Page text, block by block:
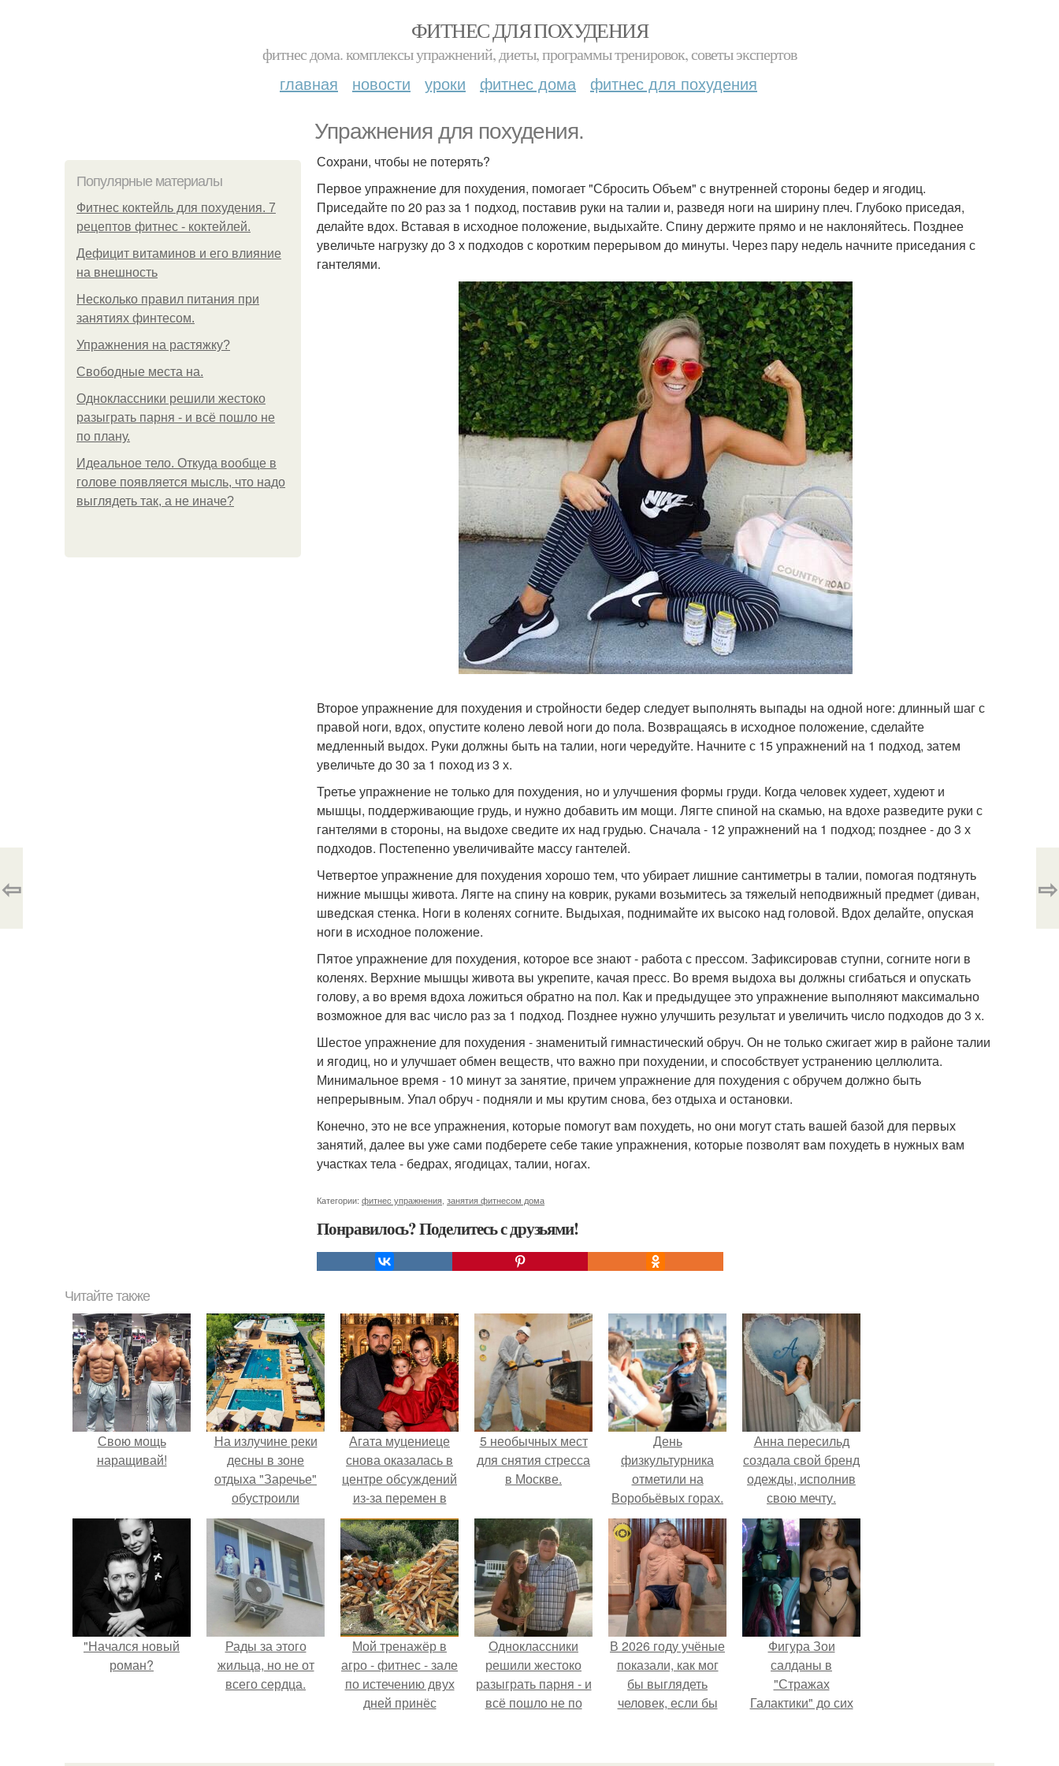
ФИТНЕС ДЛЯ ПОХУДЕНИЯ
фитнес дома. комплексы упражнений, диеты, программы тренировок, советы экспертов
главная новости уроки фитнес дома фитнес для похудения
Упражнения для похудения.
Популярные материалы
Фитнес коктейль для похудения. 7
рецептов фитнес - коктейлей.
Дефицит витаминов и его влияние
на внешность
Несколько правил питания при
занятиях финтесом.
Упражнения на растяжку?
Свободные места на.
Одноклассники решили жестоко
разыграть парня - и всё пошло не
по плану.
Идеальное тело. Откуда вообще в
голове появляется мысль, что надо
выглядеть так, а не иначе?
Сохрани, чтобы не потерять?
Первое упражнение для похудения, помогает "Сбросить Объем" с внутренней стороны бедер и ягодиц.
Приседайте по 20 раз за 1 подход, поставив руки на талии и, разведя ноги на ширину плеч. Глубоко приседая,
делайте вдох. Вставая в исходное положение, выдыхайте. Спину держите прямо и не наклоняйтесь. Позднее
увеличьте нагрузку до 3 х подходов с коротким перерывом до минуты. Через пару недель начните приседания с
гантелями.
Второе упражнение для похудения и стройности бедер следует выполнять выпады на одной ноге: длинный шаг с
правой ноги, вдох, опустите колено левой ноги до пола. Возвращаясь в исходное положение, сделайте
медленный выдох. Руки должны быть на талии, ноги чередуйте. Начните с 15 упражнений на 1 подход, затем
увеличьте до 30 за 1 поход из 3 х.
Третье упражнение не только для похудения, но и улучшения формы груди. Когда человек худеет, худеют и
мышцы, поддерживающие грудь, и нужно добавить им мощи. Лягте спиной на скамью, на вдохе разведите руки с
гантелями в стороны, на выдохе сведите их над грудью. Сначала - 12 упражнений на 1 подход; позднее - до 3 х
подходов. Постепенно увеличивайте массу гантелей.
Четвертое упражнение для похудения хорошо тем, что убирает лишние сантиметры в талии, помогая подтянуть
нижние мышцы живота. Лягте на спину на коврик, руками возьмитесь за тяжелый неподвижный предмет (диван,
шведская стенка. Ноги в коленях согните. Выдыхая, поднимайте их высоко над головой. Вдох делайте, опуская
ноги в исходное положение.
Пятое упражнение для похудения, которое все знают - работа с прессом. Зафиксировав ступни, согните ноги в
коленях. Верхние мышцы живота вы укрепите, качая пресс. Во время выдоха вы должны сгибаться и опускать
голову, а во время вдоха ложиться обратно на пол. Как и предыдущее это упражнение выполняют максимально
возможное для вас число раз за 1 подход. Позднее нужно улучшить результат и увеличить число подходов до 3 х.
Шестое упражнение для похудения - знаменитый гимнастический обруч. Он не только сжигает жир в районе талии
и ягодиц, но и улучшает обмен веществ, что важно при похудении, и способствует устранению целлюлита.
Минимальное время - 10 минут за занятие, причем упражнение для похудения с обручем должно быть
непрерывным. Упал обруч - подняли и мы крутим снова, без отдыха и остановки.
Конечно, это не все упражнения, которые помогут вам похудеть, но они могут стать вашей базой для первых
занятий, далее вы уже сами подберете себе такие упражнения, которые позволят вам похудеть в нужных вам
участках тела - бедрах, ягодицах, талии, ногах.
Категории: фитнес упражнения занятия фитнесом дома
Понравилось? Поделитесь с друзьями!
⇦ ⇨
Читайте также
Свою мощь
наращивай!
На излучине реки
десны в зоне
отдыха "Заречье"
обустроили
комфортный
городской пляж.
Агата муцениеце
снова оказалась в
центре обсуждений
из-за перемен в
личной жизни.
5 необычных мест
для снятия стресса
в Москве.
День
физкультурника
отметили на
Воробьёвых горах.
Анна пересильд
создала свой бренд
одежды, исполнив
свою мечту.
"Начался новый
роман?
Рады за этого
жильца, но не от
всего сердца.
Мой тренажёр в
агро - фитнес - зале
по истечению двух
дней принёс
Одноклассники
решили жестоко
разыграть парня - и
всё пошло не по
В 2026 году учёные
показали, как мог
бы выглядеть
человек, если бы
специально для
Фигура Зои
салданы в
"Стражах
Галактики" до сих